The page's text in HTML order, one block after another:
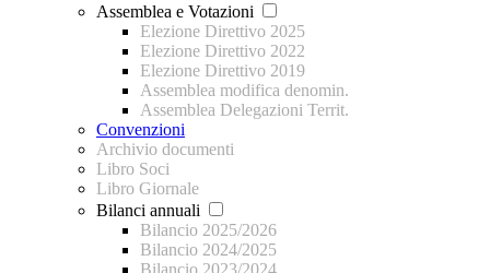
Assemblea e Votazioni
Elezione Direttivo 2025
Elezione Direttivo 2022
Elezione Direttivo 2019
Assemblea modifica denomin.
Assemblea Delegazioni Territ.
Convenzioni
Archivio documenti
Libro Soci
Libro Giornale
Bilanci annuali
Bilancio 2025/2026
Bilancio 2024/2025
Bilancio 2023/2024